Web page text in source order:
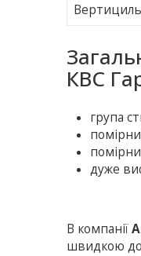
КВС
група
дуже
В компанії
швидкою